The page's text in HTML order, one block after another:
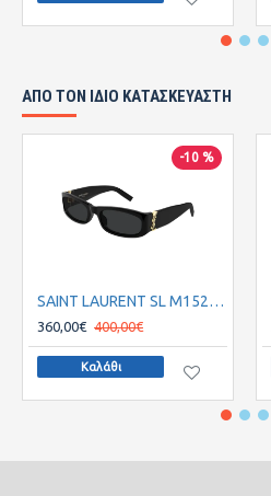
ΑΠΌ ΤΟΝ ΊΔΙΟ ΚΑΤΑΣΚΕΥΑΣΤΉ
-10 %
SAINT LAURENT SL M152S 001 55
360,00€ 400,00€
Καλάθι